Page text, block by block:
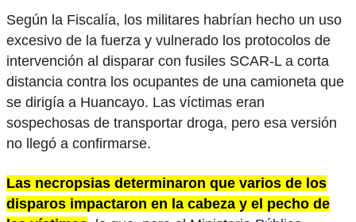
Según la Fiscalía, los militares habrían hecho un uso
excesivo de la fuerza y vulnerado los protocolos de
intervención al disparar con fusiles SCAR-L a corta
distancia contra los ocupantes de una camioneta que
se dirigía a Huancayo. Las víctimas eran
sospechosas de transportar droga, pero esa versión
no llegó a confirmarse.
Las necropsias determinaron que varios de los
disparos impactaron en la cabeza y el pecho de